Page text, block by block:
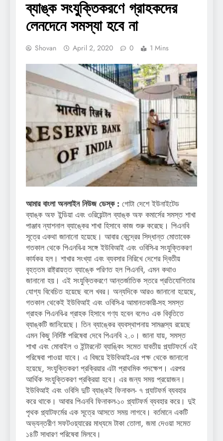
ব্যাঙ্ক সংযুক্তিকরণে গ্রাহকদের
লেনদেনে সমস্যা হবে না
Shovan April 2, 2020 0 1 Mins
আমার বাংলা অনলাইন নিউজ ডেস্ক : গোটা দেশে ইউনাইটেড
ব্যাঙ্ক অফ ইন্ডিয়া এবং ওরিয়েন্টাল ব্যাঙ্ক অফ কমার্সের সমস্ত শাখা
পাঞ্জাব ন্যাশনাল ব্যাঙ্কের শাখা হিসাবে কাজ শুরু করেছে। পিএনবি
সূত্রে একথা জানানো হয়েছে। আবার কেন্দ্রের সিদ্ধান্ত মোতাবেক
গতকাল থেকে পিএনবি-র সঙ্গে ইউবিআই এবং ওবিসি-র সংযুক্তিকরণ
কার্যকর হল। শাখার সংখ্যা এবং ব্যবসার নিরিখে দেশের দ্বিতীয়
বৃহত্তম রাষ্ট্রায়ত্ত ব্যাঙ্কে পরিণত হল পিএনবি, এমন কথাও
জানানো হয়। এই সংযুক্তিকরণে আন্তর্জাতিক স্তরে প্রতিযোগিতার
যোগ্য বিবেচিত হয়েছে বলে খবর। অন্যদিকে আরও জানানো হয়েছে,
গতকাল থেকেই ইউবিআই এবং ওবিসি-র আমানতকারী-সহ সমস্ত
গ্রাহক পিএনবি-র গ্রাহক হিসাবে গণ্য হবেন বলেও এক বিবৃতিতে
ব্যাঙ্কটি জানিয়েছে। তিন ব্যাঙ্কের ব্যবস্থাপনায় সামঞ্জস্য রয়েছে
এমন কিছু নির্দিষ্ট পরিষেবা দেবে পিএনবি ২.০। জানা যায়, সমস্ত
শাখা এবং মোবাইল ও ইন্টারনেট ব্যাঙ্কিং সমেত যাবতীয় প্ল্যাটফর্মে এই
পরিষেবা পাওয়া যাবে। এ বিষয়ে ইউবিআই-এর পক্ষ থেকে জানানো
হয়েছে, সংযুক্তিকরণ প্রক্রিয়ার এটা প্রাথমিক পদক্ষেপ। এরপর
আর্থিক সংযুক্তিকরণ প্রক্রিয়া হবে। এর জন্য সময় প্রয়োজন।
ইউবিআই এবং ওবিসি দুটি ব্যাঙ্কই ফিনাকল- ৭ প্ল্যাটফর্ম ব্যবহার
করে থাকে। আবার পিএনবি ফিনাকল-১০ প্ল্যাটফর্ম ব্যবহার করে। দুই
পৃথক প্ল্যাটফর্মের এক সূত্রে আসতে সময় লাগবে। বর্তমানে একটি
অভ্যন্তরীণ সফটওয়্যারের মাধ্যমে টাকা তোলা, জমা দেওয়া সমেত
১৪টি সাধারণ পরিষেবা মিলবে।